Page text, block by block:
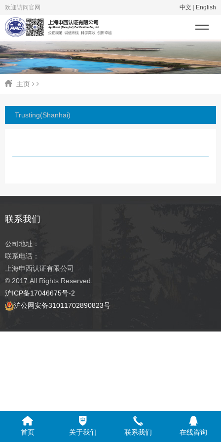
欢迎访问官网 中文 English
主页
Trusting(Shanhai)
联系我们
公司地址：
联系电话：
上海申西认证有限公司
© 2017 All Rights Reserved.
沪ICP备17046675号-2
沪公网安备31011702890823号
首页 关于我们 联系我们 在线咨询